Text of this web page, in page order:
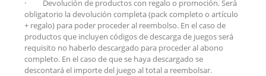
·
Devolución de productos con regalo o promoción. Será
obligatorio la devolución completa (pack completo o artículo
+ regalo) para poder proceder al reembolso. En el caso de
productos que incluyen códigos de descarga de juegos será
requisito no haberlo descargado para proceder al abono
completo. En el caso de que se haya descargado se
descontará el importe del juego al total a reembolsar.